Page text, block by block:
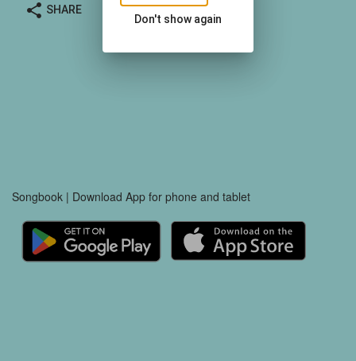
share SHARE
Songbook | Download App for phone and tablet
Don't show again